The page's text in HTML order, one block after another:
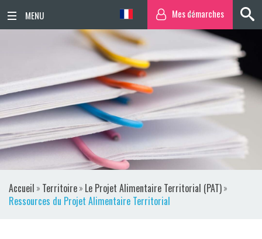
ACCUEIL
ACTUALITÉS
AGENDA
TERRITOIRE
VIE QUOTIDIENNE
SORTIR / BOUGER
Mes démarches
Accueil » Territoire» Le Projet Alimentaire Territorial (PAT)»
Ressources du Projet Alimentaire Territorial